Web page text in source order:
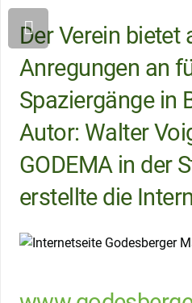
Der Verein bietet
Anregungen an
Spaziergänge in
Autor: Walter
GODEMA in der
erstellte die